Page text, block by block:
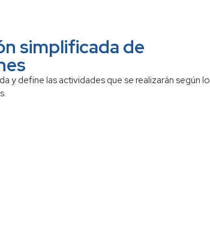
simplificada de
y define las actividades que se realizarán según lo